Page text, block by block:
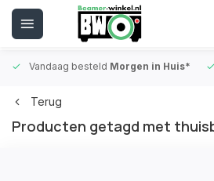
Vandaag besteld Morgen in Huis*
Terug
Producten getagd met